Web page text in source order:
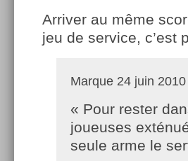
Arriver au même
jeu de service, c’est
Marque 24 juin
« Pour rester
joueuses
seule arme le